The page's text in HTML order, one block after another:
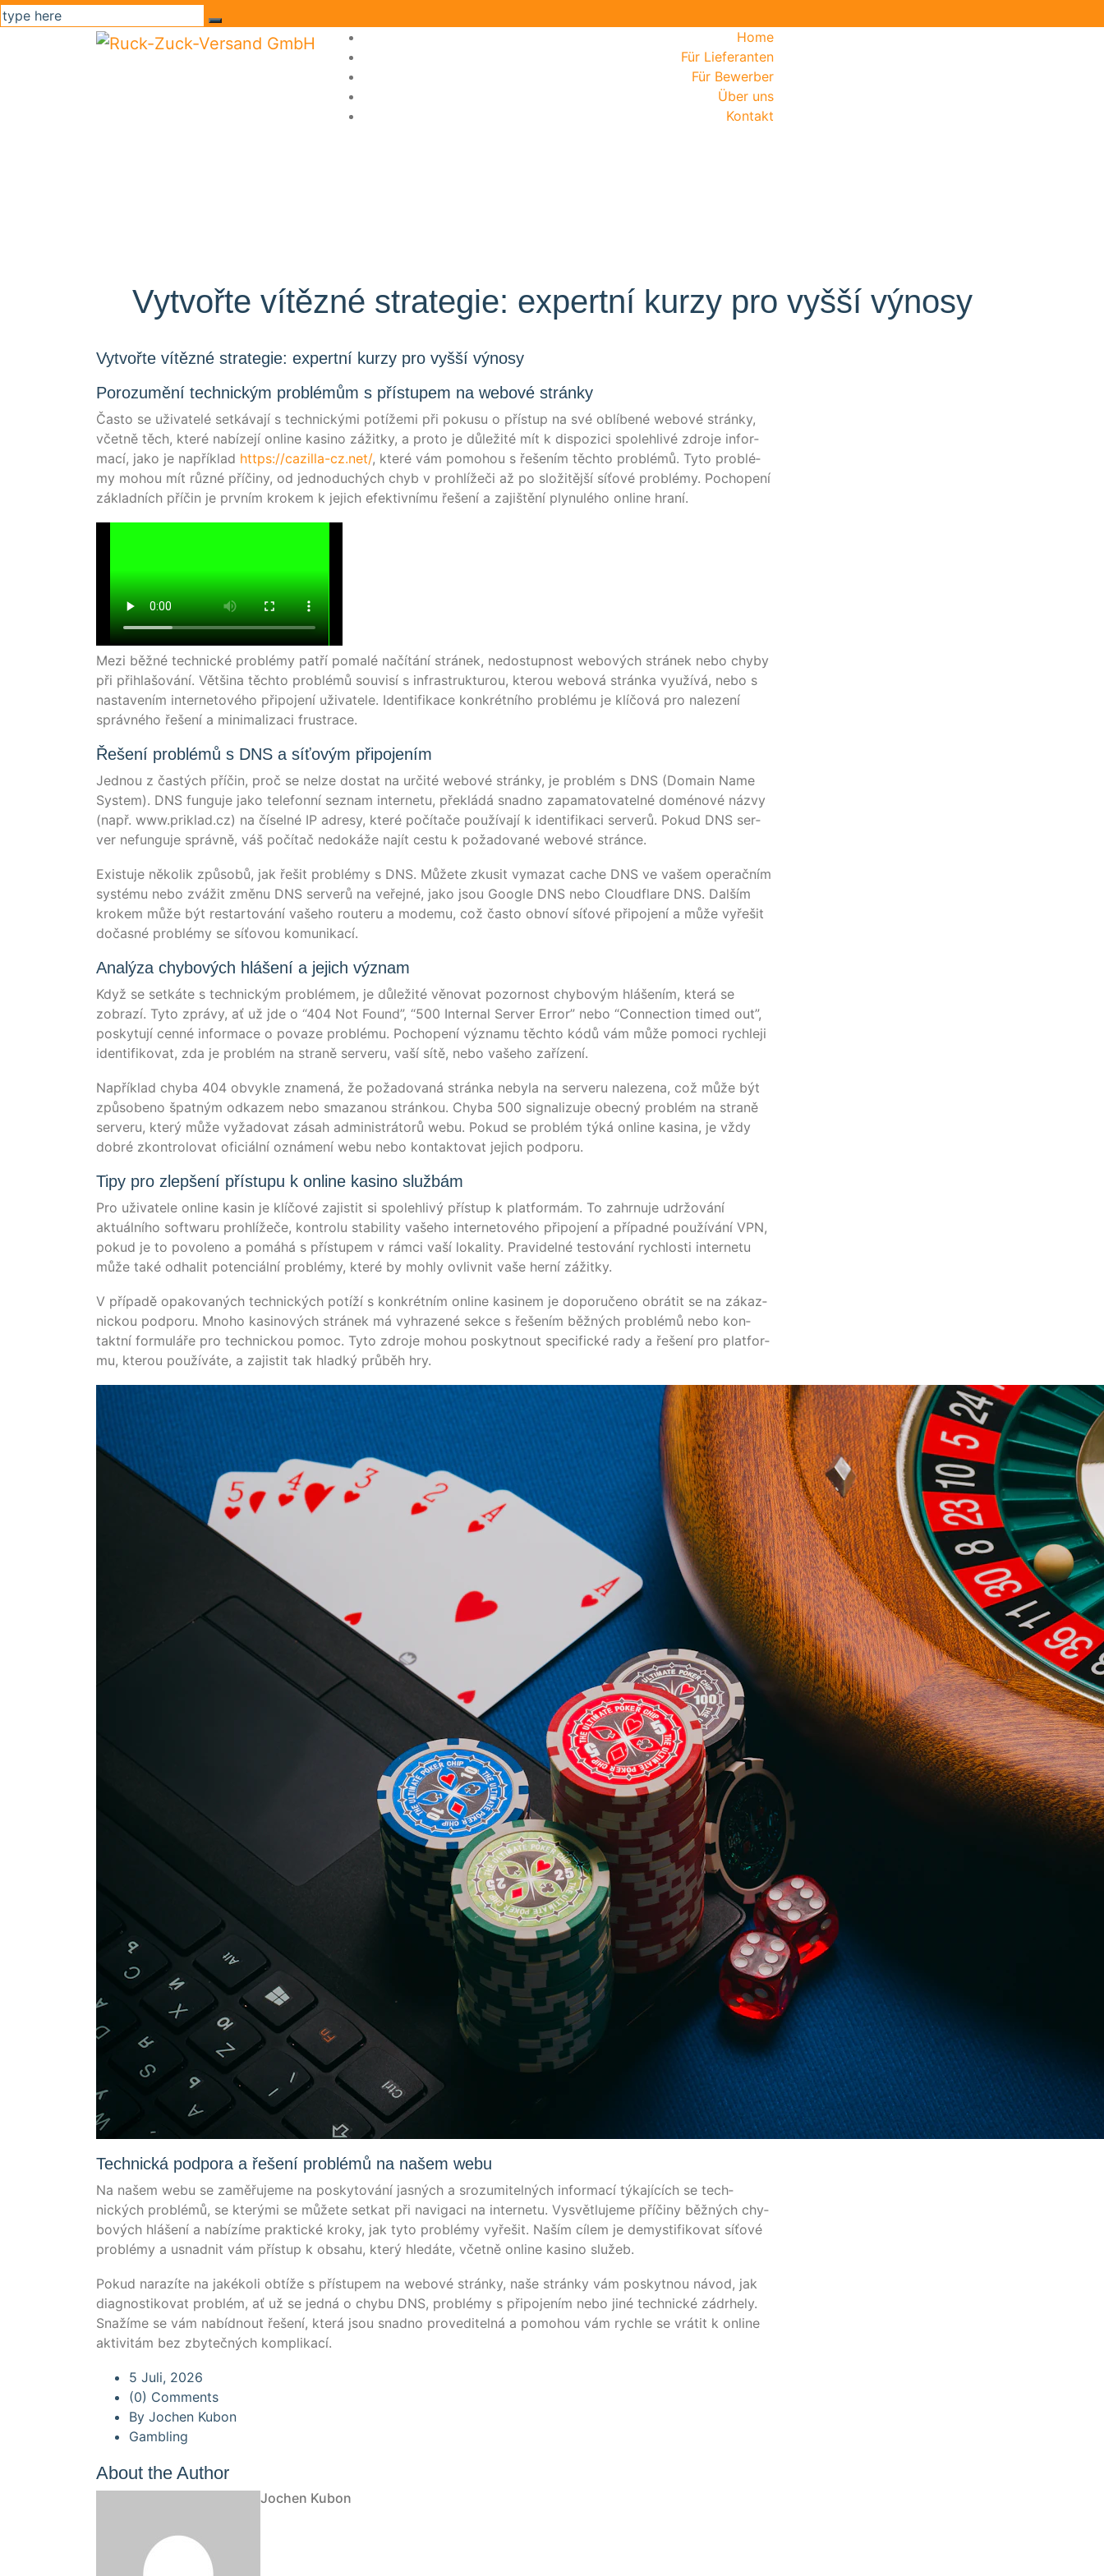
Home
Für Lieferanten
Für Bewerber
Über uns
Kontakt
Vytvořte vítězné strategie: expertní kurzy pro vyšší výnosy
Vytvořte vítězné strategie: expertní kurzy pro vyšší výnosy
Porozumění technickým problémům s přístupem na webové stránky
Čas­to se uži­va­telé set­ká­va­jí s tech­nický­mi potí­že­mi při pokusu o pří­st­up na své oblí­be­né webo­vé strán­ky,
včet­ně těch, kte­ré nabí­ze­jí online kasi­no zážit­ky, a pro­to je důleži­té mít k dis­po­zi­ci spo­leh­li­vé zdro­je infor­
mací, jako je napří­klad https://cazilla-cz.net/, kte­ré vám pomo­hou s řešením těch­to pro­blé­mů. Tyto pro­blé­
my mohou mít růz­né pří­či­ny, od jed­no­duchých chyb v proh­lí­žeči až po složi­tě­jší síťo­vé pro­blé­my. Pocho­pení
základ­ních pří­čin je prv­ním kro­kem k jejich efek­tiv­ní­mu řešení a zajiš­tění ply­nulé­ho online hraní.
Mezi běž­né tech­nické pro­blé­my patří poma­lé načí­tá­ní strá­nek, ned­ost­up­nost webo­vých strá­nek nebo chy­by
při přih­lašo­vá­ní. Větši­na těch­to pro­blé­mů sou­vi­sí s infra­struk­tur­ou, kte­rou webo­vá strán­ka využí­vá, nebo s
nasta­vením inter­neto­vé­ho při­po­jení uži­va­te­le. Iden­ti­fik­a­ce kon­krét­ní­ho pro­blé­mu je klí­čo­vá pro nale­zení
správ­né­ho řešení a mini­ma­li­za­ci frustrace.
Řešení problémů s DNS a síťovým připojením
Jed­nou z čas­tých pří­čin, proč se nel­ze dostat na urči­té webo­vé strán­ky, je pro­blém s DNS (Domain Name
Sys­tem). DNS fun­gu­je jako tele­fon­ní sez­nam inter­ne­tu, pře­klá­dá snad­no zapa­ma­to­va­tel­né domé­no­vé náz­vy
(např. www.priklad.cz) na čísel­né IP adre­sy, kte­ré počí­tače použí­va­jí k iden­ti­fi­ka­ci ser­verů. Pokud DNS ser­
ver nefun­gu­je správ­ně, váš počí­tač nedo­ká­že najít ces­tu k poža­do­va­né webo­vé stránce.
Exis­tu­je něko­lik způ­s­o­bů, jak řešit pro­blé­my s DNS. Může­te zku­sit vyma­zat cache DNS ve vašem ope­račním
sys­té­mu nebo zvá­žit změnu DNS ser­verů na veře­j­né, jako jsou Goog­le DNS nebo Cloud­fla­re DNS. Dalším
kro­kem může být restarto­vá­ní vaše­ho rou­te­ru a mode­mu, což čas­to obno­ví síťo­vé při­po­jení a může vyřešit
dočas­né pro­blé­my se síťo­vou komunikací.
Analýza chybových hlášení a jejich význam
Když se set­ká­te s tech­nickým pro­blé­mem, je důleži­té věno­vat pozor­n­ost chy­bo­vým hlá­šením, která se
zobra­zí. Tyto zprá­vy, ať už jde o “404 Not Found”, “500 Inter­nal Ser­ver Error” nebo “Con­nec­tion timed out”,
pos­ky­tu­jí cen­né infor­mace o pova­ze pro­blé­mu. Pocho­pení výz­na­mu těch­to kódů vám může pomo­ci rych­le­ji
iden­ti­fi­kovat, zda je pro­blém na straně ser­veru, vaší sítě, nebo vaše­ho zařízení.
Napří­klad chy­ba 404 obvyk­le zna­mená, že poža­do­vaná strán­ka neby­la na ser­veru nale­ze­na, což může být
způ­so­be­no špat­ným odka­zem nebo sma­za­nou strán­kou. Chy­ba 500 signa­li­zu­je obe­cný pro­blém na straně
ser­veru, který může vyža­do­vat zásah admi­nis­trá­torů webu. Pokud se pro­blém týká online kasi­na, je vždy
dob­ré zkon­tro­lo­vat ofi­ci­ální ozná­mení webu nebo kon­takt­ovat jejich podporu.
Tipy pro zlepšení přístupu k online kasino službám
Pro uži­va­te­le online kasin je klí­čo­vé zajis­tit si spo­leh­li­vý pří­st­up k plat­for­mám. To zahr­nu­je udržo­vá­ní
aktuální­ho soft­waru proh­lí­žeče, kon­tro­lu sta­bi­li­ty vaše­ho inter­neto­vé­ho při­po­jení a pří­pad­né použí­vá­ní VPN,
pokud je to povo­le­no a pomá­há s pří­s­tu­pem v rámci vaší loka­li­ty. Pra­vi­del­né tes­to­vá­ní rych­los­ti inter­ne­tu
může také odha­lit poten­ciální pro­blé­my, kte­ré by moh­ly ovliv­nit vaše herní zážitky.
V pří­pa­dě opa­ko­vaných tech­nických potí­ží s kon­krét­ním online kasi­nem je dopo­ruče­no obrá­tit se na zákaz­
nick­ou pod­po­ru. Mno­ho kasi­no­vých strá­nek má vyhra­ze­né sek­ce s řešením běžných pro­blé­mů nebo kon­
takt­ní for­mulá­ře pro tech­nick­ou pomoc. Tyto zdro­je mohou pos­kytn­out spe­ci­fické rady a řešení pro plat­for­
mu, kte­rou použí­vá­te, a zajis­tit tak hlad­ký prů­běh hry.
Technická podpora a řešení problémů na našem webu
Na našem webu se zaměřu­je­me na pos­ky­to­vá­ní jas­ných a sro­zu­m­itelných infor­mací týka­jí­cích se tech­
nických pro­blé­mů, se který­mi se může­te set­kat při navi­ga­ci na inter­ne­tu. Vys­vět­lu­je­me pří­či­ny běžných chy­
bo­vých hlá­šení a nabí­zí­me prak­tické kro­ky, jak tyto pro­blé­my vyřešit. Naším cílem je demys­ti­fi­kovat síťo­vé
pro­blé­my a usnad­nit vám pří­st­up k obs­a­hu, který hle­dá­te, včet­ně online kasi­no služeb.
Pokud nara­zí­te na jaké­ko­li obtí­že s pří­s­tu­pem na webo­vé strán­ky, naše strán­ky vám pos­kyt­nou návod, jak
dia­gnos­ti­ko­vat pro­blém, ať už se jed­ná o chy­bu DNS, pro­blé­my s při­po­jením nebo jiné tech­nické zád­rhe­ly.
Snaží­me se vám nabídn­out řešení, která jsou snad­no pro­ve­di­telná a pomo­hou vám rych­le se vrá­tit k online
akti­vi­tám bez zbytečných komplikací.
5 Juli, 2026
(0) Comments
By Jochen Kubon
Gambling
About the Author
Jochen Kubon